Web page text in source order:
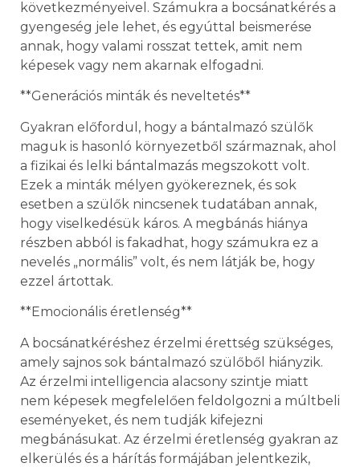
következményeivel. Számukra a bocsánatkérés a
gyengeség jele lehet, és egyúttal beismerése
annak, hogy valami rosszat tettek, amit nem
képesek vagy nem akarnak elfogadni.
**Generációs minták és neveltetés**
Gyakran előfordul, hogy a bántalmazó szülők
maguk is hasonló környezetből származnak, ahol
a fizikai és lelki bántalmazás megszokott volt.
Ezek a minták mélyen gyökereznek, és sok
esetben a szülők nincsenek tudatában annak,
hogy viselkedésük káros. A megbánás hiánya
részben abból is fakadhat, hogy számukra ez a
nevelés „normális” volt, és nem látják be, hogy
ezzel ártottak.
**Emocionális éretlenség**
A bocsánatkéréshez érzelmi érettség szükséges,
amely sajnos sok bántalmazó szülőből hiányzik.
Az érzelmi intelligencia alacsony szintje miatt
nem képesek megfelelően feldolgozni a múltbeli
eseményeket, és nem tudják kifejezni
megbánásukat. Az érzelmi éretlenség gyakran az
elkerülés és a hárítás formájában jelentkezik,